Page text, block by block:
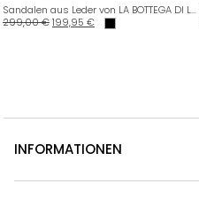
Sandalen aus Leder von LA BOTTEGA DI LISA
299,00€199,95 €
INFORMATIONEN